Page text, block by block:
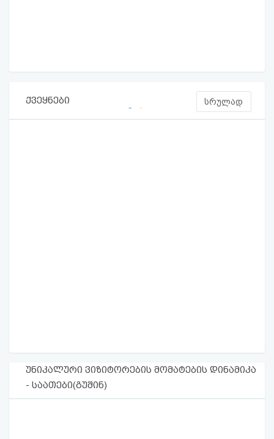
ქვეყნები სრულად
უნიკალური ვიზიტორების მომატების დინამიკა
- საათები(გუშინ)